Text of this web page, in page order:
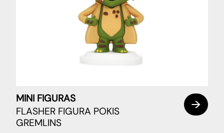
MINI FIGURAS
FLASHER FIGURA POKIS
GREMLINS